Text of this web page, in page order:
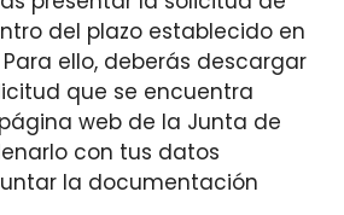
del plazo establecido en
ello, deberás descargar
que se encuentra
web de la Junta de
con tus datos
la documentación